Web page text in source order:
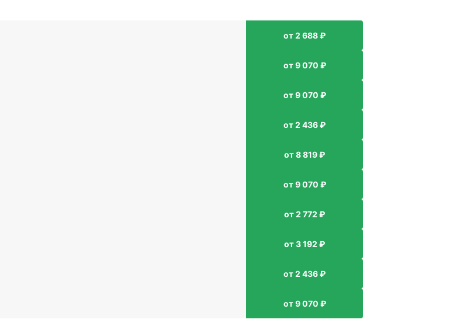
от 2 688 ₽
от 9 070 ₽
от 9 070 ₽
от 2 436 ₽
от 8 819 ₽
от 9 070 ₽
от 2 772 ₽
от 3 192 ₽
от 2 436 ₽
от 9 070 ₽